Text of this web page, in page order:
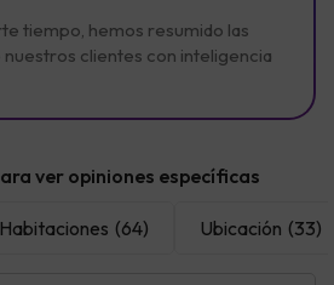
tiempo, hemos resumido las
nuestros clientes con inteligencia
ver opiniones específicas
Habitaciones (64) Ubicación (33)